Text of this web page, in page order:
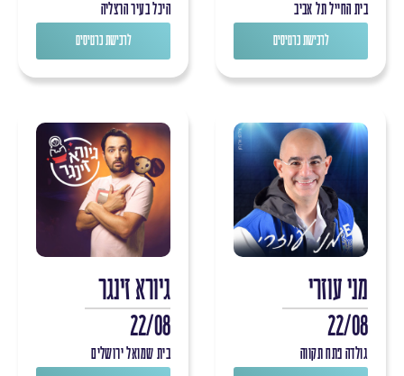
בית החייל תל אביב
לרכישת כרטיסים
היכל בעיר הרצליה
לרכישת כרטיסים
מני עוזרי
22/08
גולדה פתח תקווה
גיורא זינגר
22/08
בית שמואל ירושלים